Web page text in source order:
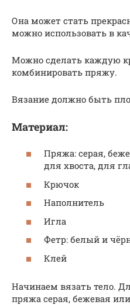
Она может стать
можно использовать в
Можно сделать каждую
комбинировать пряжу.
Вязание должно быть
Материал:
Пряжа: серая,
для хвоста, для
Крючок
Наполнитель
Игла
Фетр: белый и
Клей
Начинаем вязать тело.
пряжа серая, бежевая